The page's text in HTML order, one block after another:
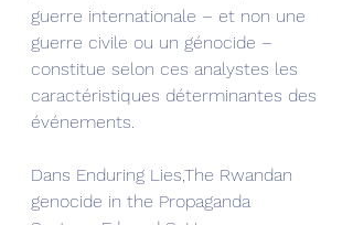
guerre internationale – et non une
guerre civile ou un génocide –
constitue selon ces analystes les
caractéristiques déterminantes des
événements.
Dans Enduring Lies,The Rwandan
genocide in the Propaganda